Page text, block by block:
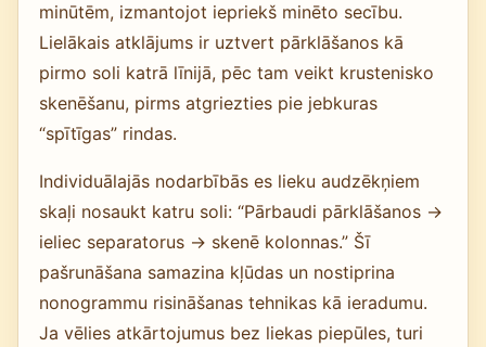
minūtēm, izmantojot iepriekš minēto secību.
Lielākais atklājums ir uztvert pārklāšanos kā
pirmo soli katrā līnijā, pēc tam veikt krustenisko
skenēšanu, pirms atgriezties pie jebkuras
“spītīgas” rindas.
Individuālajās nodarbībās es lieku audzēkņiem
skaļi nosaukt katru soli: “Pārbaudi pārklāšanos →
ieliec separatorus → skenē kolonnas.” Šī
pašrunāšana samazina kļūdas un nostiprina
nonogrammu risināšanas tehnikas kā ieradumu.
Ja vēlies atkārtojumus bez liekas piepūles, turi